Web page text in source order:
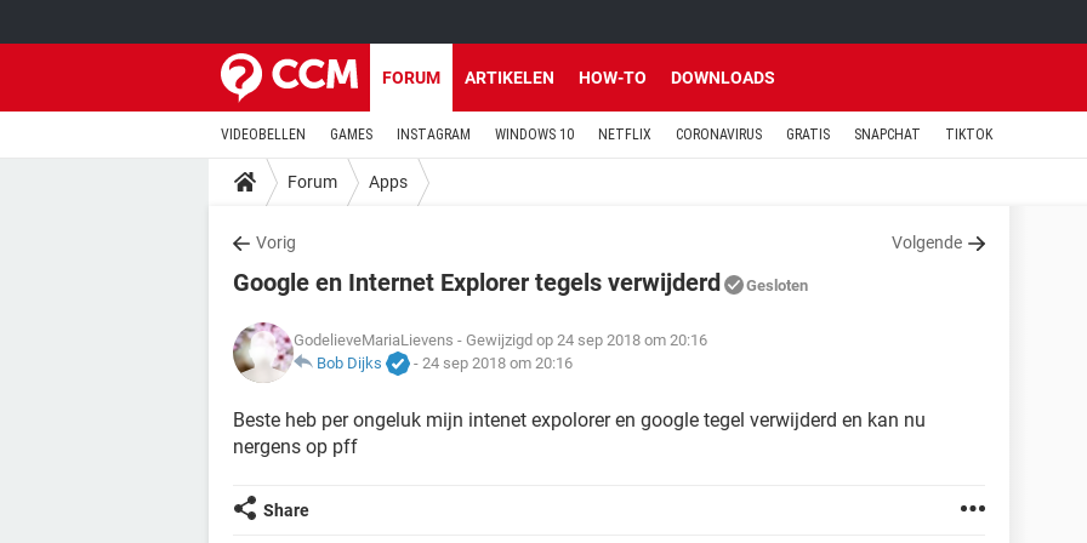
FORUM ARTIKELEN HOW-TO DOWNLOADS
VIDEOBELLEN GAMES INSTAGRAM WINDOWS 10 NETFLIX CORONAVIRUS GRATIS SNAPCHAT TIKTOK
Forum Apps
Vorig Volgende
Google en Internet Explorer tegels verwijderd Gesloten
GodelieveMariaLievens - Gewijzigd op 24 sep 2018 om 20:16
Bob Dijks
- 24 sep 2018 om 20:16
Beste heb per ongeluk mijn intenet expolorer en google tegel verwijderd en kan nu
nergens op pff
Share